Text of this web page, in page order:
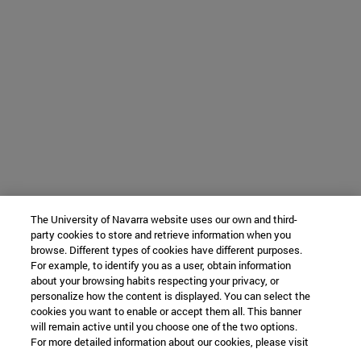
The University of Navarra website uses our own and third-
party cookies to store and retrieve information when you
browse. Different types of cookies have different purposes.
For example, to identify you as a user, obtain information
about your browsing habits respecting your privacy, or
personalize how the content is displayed. You can select the
cookies you want to enable or accept them all. This banner
will remain active until you choose one of the two options.
For more detailed information about our cookies, please visit